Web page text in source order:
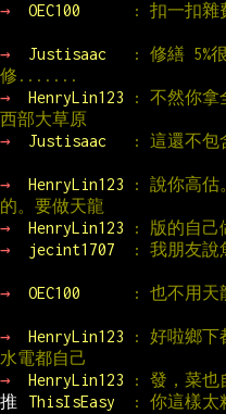
→ OEC100 : 扣一扣雜
→ Justisaac
: 修繕 5%
修.......
→
HenryLin123
: 不然你拿
西部大草原
→
Justisaac : 這還不包
→ HenryLin123
: 說你高估
的。要做天龍
→
HenryLin123
: 版的自己
→
jecint1707 : 我朋友說
→ OEC100 : 也不用天
→ HenryLin123
: 好啦鄉下
水電都自己
→
HenryLin123
: 發，菜也
推
ThisIsEasy
: 你這樣太